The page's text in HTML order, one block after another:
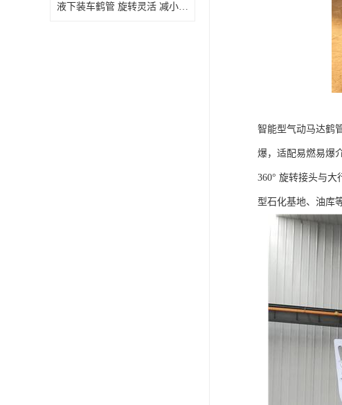
液下装车鹤管 旋转灵活 减小压力损失
智能型气动马达鹤
爆，适配易燃易爆
360° 旋转接头与
型石化基地、油库